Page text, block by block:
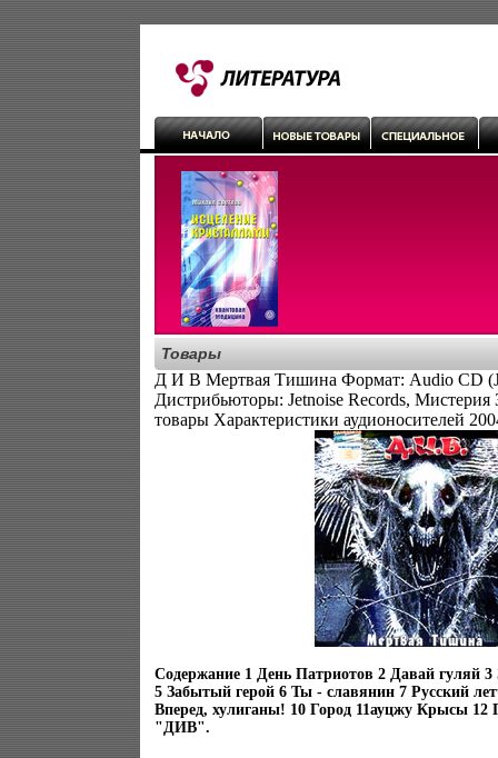
Товары
Д И В Мертвая Тишина Формат: Audio CD
Дистрибьюторы: Jetnoise Records,
товары Характеристики аудионосителей
Содержание 1 День Патриотов 2 Давай гуляй
5 Забытый герой 6 Ты - славянин 7 Русский
Вперед, хулиганы! 10 Город 11ауцжу Крысы
"ДИВ".